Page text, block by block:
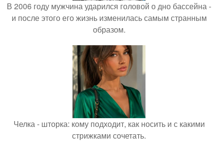
В 2006 году мужчина ударился головой о дно бассейна -
и после этого его жизнь изменилась самым странным
образом.
Челка - шторка: кому подходит, как носить и с какими
стрижками сочетать.